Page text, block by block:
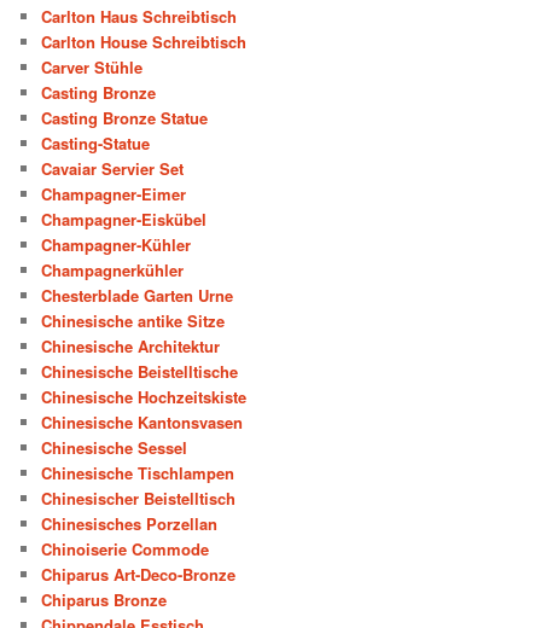
Carlton Haus Schreibtisch
Carlton House Schreibtisch
Carver Stühle
Casting Bronze
Casting Bronze Statue
Casting-Statue
Cavaiar Servier Set
Champagner-Eimer
Champagner-Eiskübel
Champagner-Kühler
Champagnerkühler
Chesterblade Garten Urne
Chinesische antike Sitze
Chinesische Architektur
Chinesische Beistelltische
Chinesische Hochzeitskiste
Chinesische Kantonsvasen
Chinesische Sessel
Chinesische Tischlampen
Chinesischer Beistelltisch
Chinesisches Porzellan
Chinoiserie Commode
Chiparus Art-Deco-Bronze
Chiparus Bronze